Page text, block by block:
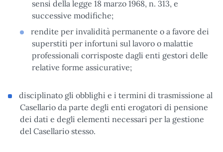
sensi della legge 18 marzo 1968, n. 313, e
successive modifiche;
rendite per invalidità permanente o a favore dei
superstiti per infortuni sul lavoro o malattie
professionali corrisposte dagli enti gestori delle
relative forme assicurative;
disciplinato gli obblighi e i termini di trasmissione al
Casellario da parte degli enti erogatori di pensione
dei dati e degli elementi necessari per la gestione
del Casellario stesso.